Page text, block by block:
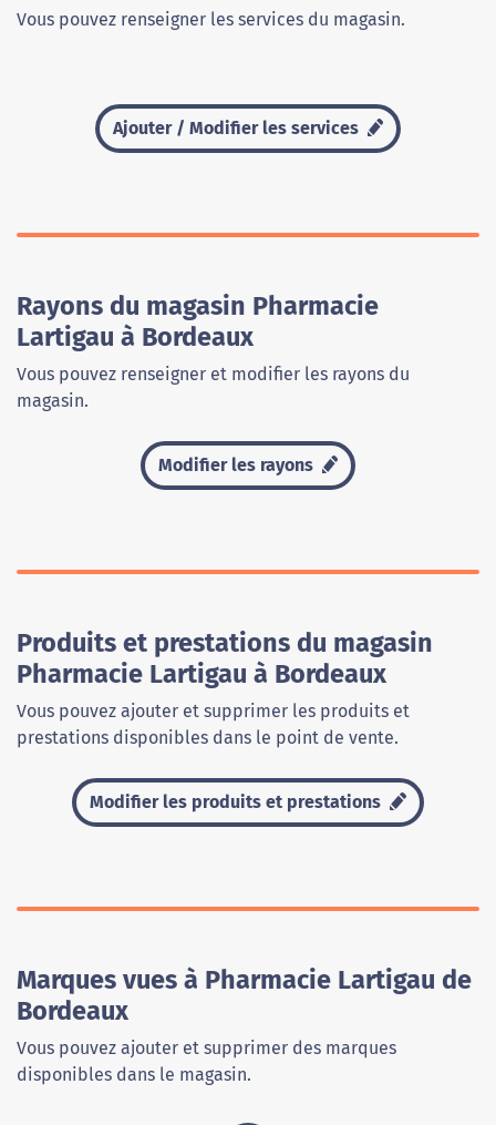
Vous pouvez renseigner les services du magasin.
Ajouter / Modifier les services
Rayons du magasin Pharmacie
Lartigau à Bordeaux
Vous pouvez renseigner et modifier les rayons du
magasin.
Modifier les rayons
Produits et prestations du magasin
Pharmacie Lartigau à Bordeaux
Vous pouvez ajouter et supprimer les produits et
prestations disponibles dans le point de vente.
Modifier les produits et prestations
Marques vues à Pharmacie Lartigau de
Bordeaux
Vous pouvez ajouter et supprimer des marques
disponibles dans le magasin.